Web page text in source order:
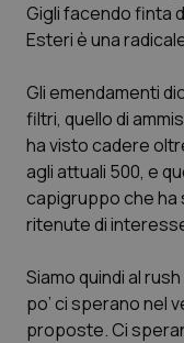
Lombardia
Marche
Molise
Piemonte
Provincia
Dolore
Donna &
Epatiti
HIV
Ipertensione
Gigli facendo finta
Esteri è una
Gli emendamenti
filtri, quello di
ha visto cadere
agli attuali 500, e
capigruppo che
ritenute di
Siamo quindi al
po’ ci sperano nel
proposte. Ci